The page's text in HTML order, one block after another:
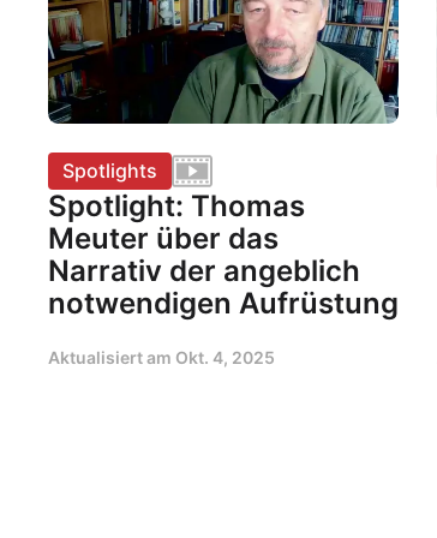
Spotlights
Spotlight: Thomas
Meuter über das
Narrativ der angeblich
notwendigen Aufrüstung
Aktualisiert am Okt. 4, 2025